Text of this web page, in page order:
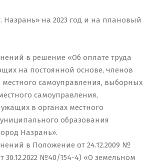
Назрань» на 2023 год и на плановый
в решение «Об оплате труда
на постоянной основе, членов
самоуправления, выборных
самоуправления,
в органах местного
образования
Назрань».
в Положение от 24.12.2009 №
30.12.2022 №40/154-4) «О земельном